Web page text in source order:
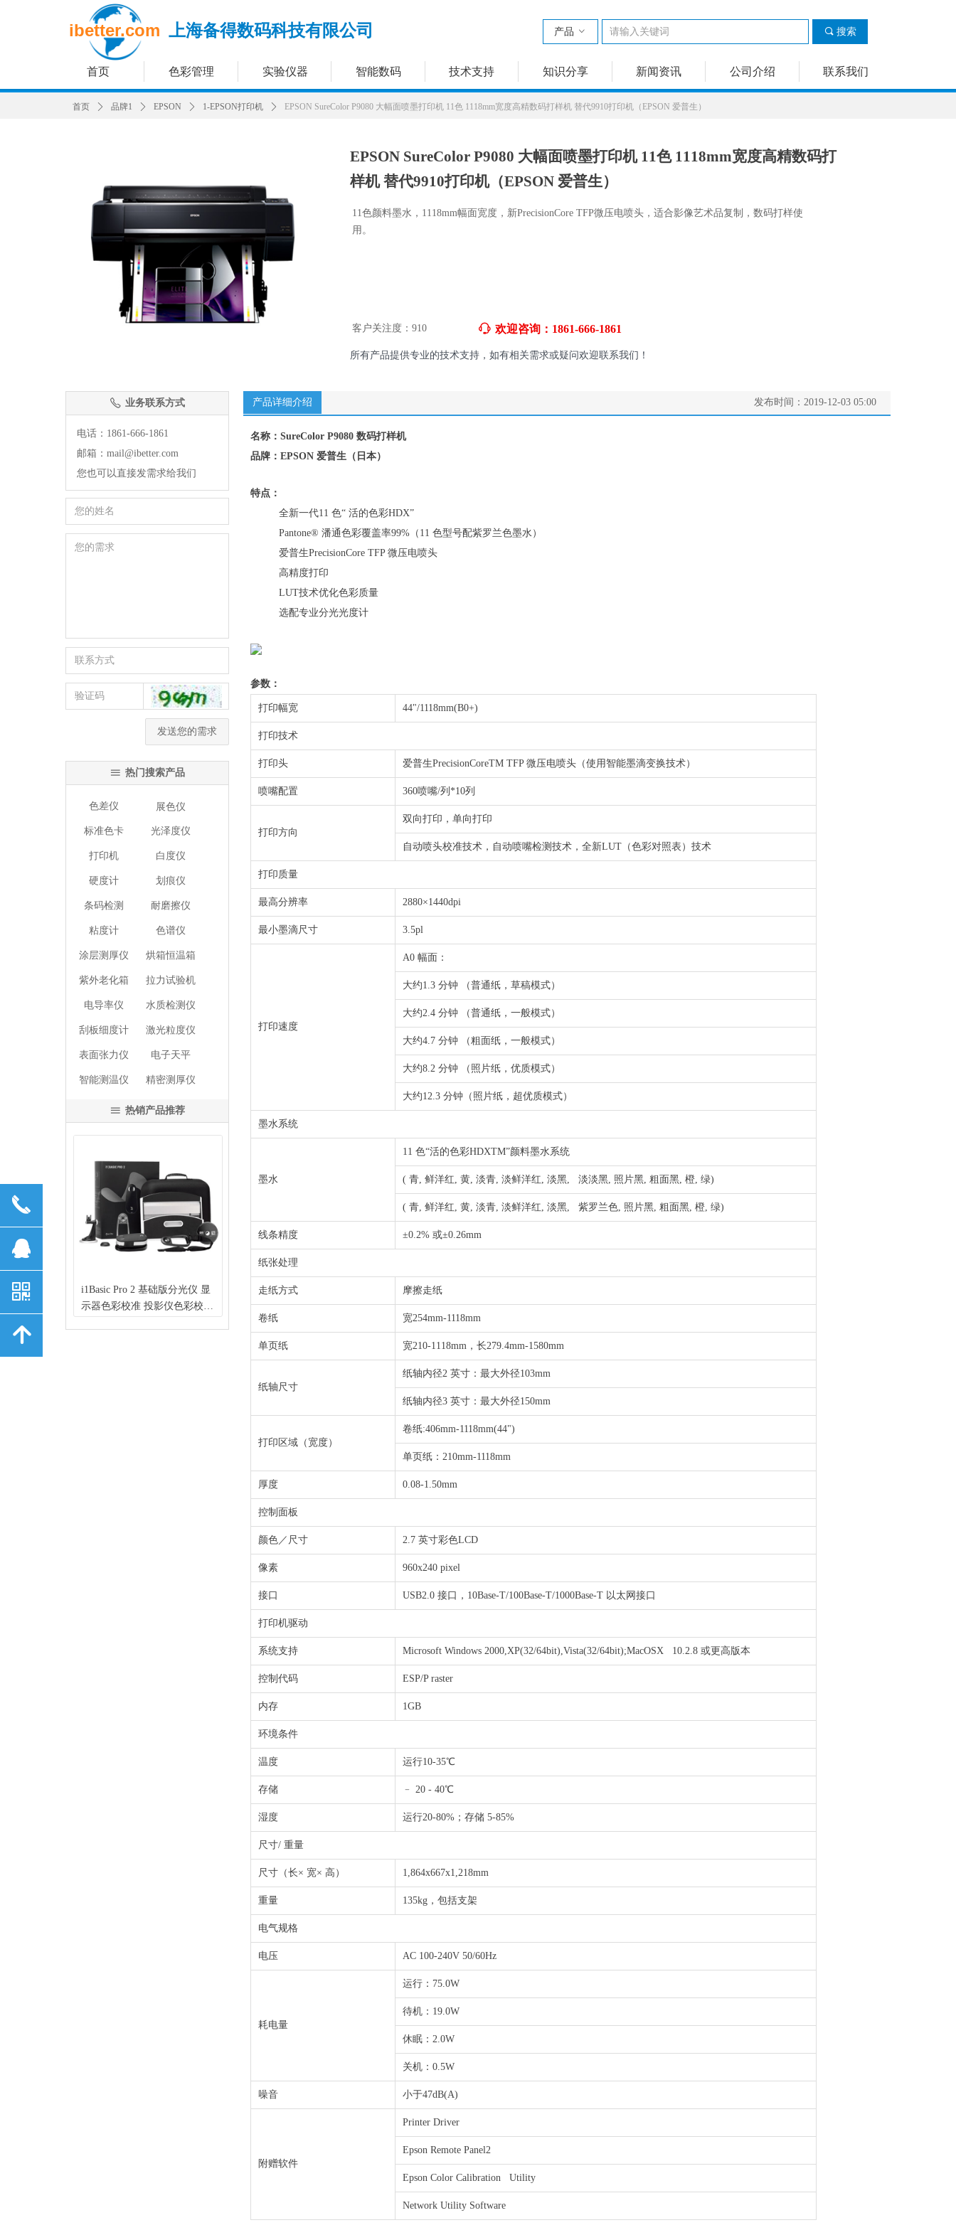
首页 色彩管理 实验仪器 智能数码 技术支持 知识分享 新闻资讯 公司介绍 联系我们
끠 搜索
产品 ꀁ
ibetter.com 上海备得数码科技有限公司
ꂅ 业务联系方式
电话：1861-666-1861
邮箱：mail@ibetter.com
您也可以直接发需求给我们
发送您的需求
色差仪
ꁔ 热门搜索产品
白度仪
展色仪
条码检测
硬度计
光泽度仪
电导率仪
耐磨擦仪
划痕仪
打印机
粘度计
粘度计
DV2THA/DV2THB
i1Basic Pro 2 基础版分光仪 显
示器色彩校准 投影仪色彩校准
X-Rite Judge QC 五光源比色灯
箱 可选配双日光
D50/CWF/U30/A/UV N7背景色
爱色丽印刷常用观察光源箱
大幅
生）
姆斯特丹
仪 50mm定
光光度仪
数据
光度仪 便
版分光密度
ꁔ 热销产品推荐
涂层测厚仪
紫外老化箱
标准色卡
烘箱恒温箱
色谱仪
水质检测仪
拉力试验机
刮板细度计 激光粒度仪
表面张力仪 电子天平
智能测温仪 精密测厚仪
首页 ꄲ 品牌1 ꄲ EPSON ꄲ 1-EPSON打印机 ꄲ EPSON SureColor P9080 大幅面喷墨打印机 11色 1118mm宽度高精数码打样机 替代9910打印机（EPSON 爱普生）
客户关注度： 910
11色颜料墨水，1118mm幅面宽度，新PrecisionCore TFP微压电喷头，适合影像艺术品复制，数码打样使
用。
EPSON SureColor P9080 大幅面喷墨打印机 11色 1118mm宽度高精数码打
样机 替代9910打印机（EPSON 爱普生）
名称：SureColor P9080 数码打样机
品牌：EPSON 爱普生（日本）
特点：
全新一代11 色“ 活的色彩HDX”
Pantone® 潘通色彩覆盖率99%（11 色型号配紫罗兰色墨水）
爱普生PrecisionCore TFP 微压电喷头
高精度打印
LUT技术优化色彩质量
选配专业分光光度计
参数：
打印幅宽 44"/1118mm(B0+)
打印技术
打印头 爱普生PrecisionCoreTM TFP 微压电喷头（使用智能墨滴变换技术）
喷嘴配置 360喷嘴/列*10列
打印方向
双向打印，单向打印
自动喷头校准技术，自动喷嘴检测技术，全新LUT（色彩对照表）技术
打印质量
最高分辨率 2880×1440dpi
最小墨滴尺寸 3.5pl
打印速度
A0 幅面：
大约1.3 分钟 （普通纸，草稿模式）
大约2.4 分钟 （普通纸，一般模式）
大约4.7 分钟 （粗面纸，一般模式）
大约8.2 分钟 （照片纸，优质模式）
大约12.3 分钟（照片纸，超优质模式）
墨水系统
墨水
11 色“活的色彩HDXTM”颜料墨水系统
( 青, 鲜洋红, 黄, 淡青, 淡鲜洋红, 淡黑, 淡淡黑, 照片黑, 粗面黑, 橙, 绿)
( 青, 鲜洋红, 黄, 淡青, 淡鲜洋红, 淡黑, 紫罗兰色, 照片黑, 粗面黑, 橙, 绿)
线条精度 ±0.2% 或±0.26mm
纸张处理
走纸方式 摩擦走纸
卷纸 宽254mm-1118mm
单页纸 宽210-1118mm，长279.4mm-1580mm
纸轴尺寸
纸轴内径2 英寸：最大外径103mm
纸轴内径3 英寸：最大外径150mm
打印区域（宽度）
卷纸:406mm-1118mm(44")
单页纸：210mm-1118mm
厚度 0.08-1.50mm
控制面板
颜色／尺寸 2.7 英寸彩色LCD
像素 960x240 pixel
接口 USB2.0 接口，10Base-T/100Base-T/1000Base-T 以太网接口
打印机驱动
系统支持 Microsoft Windows 2000,XP(32/64bit),Vista(32/64bit);MacOSX 10.2.8 或更高版本
控制代码 ESP/P raster
内存 1GB
环境条件
温度 运行10-35℃
存储 ﹣ 20 - 40℃
湿度 运行20-80%；存储 5-85%
尺寸/ 重量
尺寸（长× 宽× 高） 1,864x667x1,218mm
重量 135kg，包括支架
电气规格
电压 AC 100-240V 50/60Hz
耗电量
运行：75.0W
待机：19.0W
休眠：2.0W
关机：0.5W
噪音 小于47dB(A)
附赠软件
Printer Driver
Epson Remote Panel2
Epson Color Calibration Utility
Network Utility Software
产品详细介绍 发布时间： 2019-12-03 05:00
ꁱ 欢迎咨询：1861-666-1861
所有产品提供专业的技术支持，如有相关需求或疑问欢迎联系我们！
끅
뀩
낃
녕